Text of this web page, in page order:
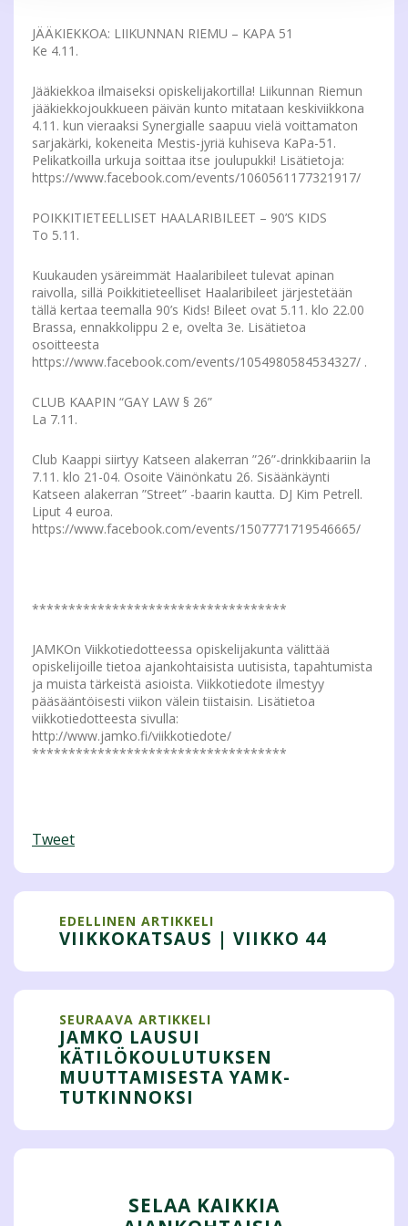
JÄÄKIEKKOA: LIIKUNNAN RIEMU – KAPA 51
Ke 4.11.
Jääkiekkoa ilmaiseksi opiskelijakortilla! Liikunnan Riemun
jääkiekkojoukkueen päivän kunto mitataan keskiviikkona
4.11. kun vieraaksi Synergialle saapuu vielä voittamaton
sarjakärki, kokeneita Mestis-jyriä kuhiseva KaPa-51.
Pelikatkoilla urkuja soittaa itse joulupukki! Lisätietoja:
https://www.facebook.com/events/1060561177321917/
POIKKITIETEELLISET HAALARIBILEET – 90’S KIDS
To 5.11.
Kuukauden ysäreimmät Haalaribileet tulevat apinan
raivolla, sillä Poikkitieteelliset Haalaribileet järjestetään
tällä kertaa teemalla 90’s Kids! Bileet ovat 5.11. klo 22.00
Brassa, ennakkolippu 2 e, ovelta 3e. Lisätietoa
osoitteesta
https://www.facebook.com/events/1054980584534327/ .
CLUB KAAPIN “GAY LAW § 26”
La 7.11.
Club Kaappi siirtyy Katseen alakerran ”26”-drinkkibaariin la
7.11. klo 21-04. Osoite Väinönkatu 26. Sisäänkäynti
Katseen alakerran ”Street” -baarin kautta. DJ Kim Petrell.
Liput 4 euroa.
https://www.facebook.com/events/1507771719546665/
***********************************
JAMKOn Viikkotiedotteessa opiskelijakunta välittää
opiskelijoille tietoa ajankohtaisista uutisista, tapahtumista
ja muista tärkeistä asioista. Viikkotiedote ilmestyy
pääsääntöisesti viikon välein tiistaisin. Lisätietoa
viikkotiedotteesta sivulla:
http://www.jamko.fi/viikkotiedote/
***********************************
Tweet
EDELLINEN ARTIKKELI
VIIKKOKATSAUS | VIIKKO 44
SEURAAVA ARTIKKELI
JAMKO LAUSUI
KÄTILÖKOULUTUKSEN
MUUTTAMISESTA YAMK-
TUTKINNOKSI
SELAA KAIKKIA